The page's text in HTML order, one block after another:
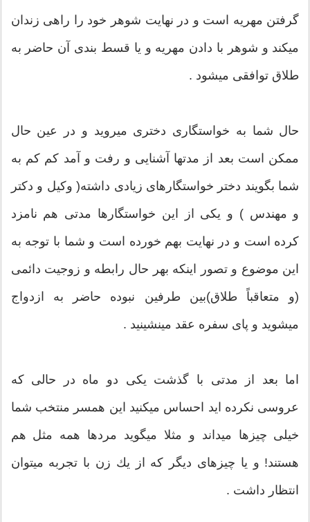
گرفتن مهریه است و در نهایت شوهر خود را راهی زندان
میكند و شوهر با دادن مهریه و یا قسط بندی آن حاضر به
طلاق توافقی میشود .
حال شما به خواستگاری دختری میروید و در عین حال
ممكن است بعد از مدتها آشنایی و رفت و آمد كم كم به
شما بگویند دختر خواستگارهای زیادی داشته( وكیل و دكتر
و مهندس ) و یكی از این خواستگارها مدتی هم نامزد
كرده است و در نهایت بهم خورده است و شما با توجه به
این موضوع و تصور اینكه بهر حال رابطه و زوجیت دائمی
(و متعاقباً طلاق)بین طرفین نبوده حاضر به ازدواج
میشوید و پای سفره عقد مینشینید .
اما بعد از مدتی با گذشت یكی دو ماه در حالی كه
عروسی نكرده اید احساس میكنید این همسر منتخب شما
خیلی چیزها میداند و مثلا میگوید مردها همه مثل هم
هستند! و یا چیزهای دیگر كه از یك زن با تجربه میتوان
انتظار داشت .